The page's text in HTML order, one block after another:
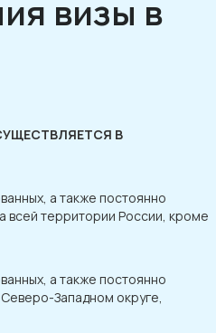
визы в
В
а также постоянно
территории России, кроме
а также постоянно
Западном округе,